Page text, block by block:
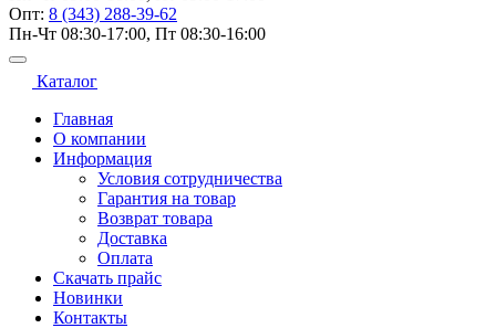
Опт: 8 (343) 288-39-62
Пн-Чт 08:30-17:00, Пт 08:30-16:00
Каталог
Главная
О компании
Информация
Условия сотрудничества
Гарантия на товар
Возврат товара
Доставка
Оплата
Скачать прайс
Новинки
Контакты